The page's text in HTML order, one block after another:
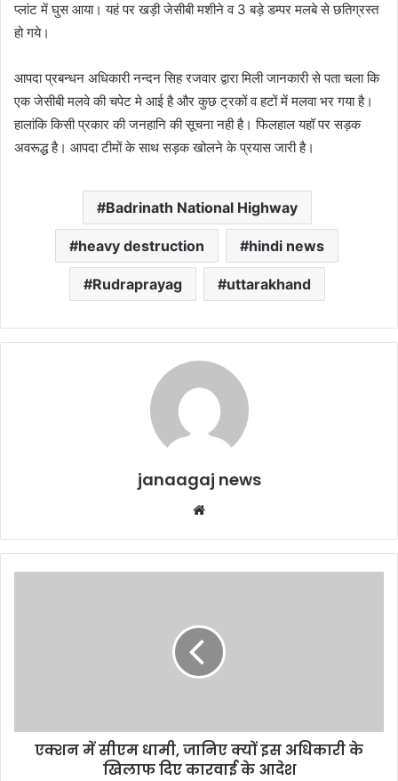
प्लांट में घुस आया। यहं पर खड़ी जेसीबी मशीने व 3 बड़े डम्पर मलबे से छतिग्रस्त
हो गये।
आपदा प्रबन्धन अधिकारी नन्दन सिह रजवार द्वारा मिली जानकारी से पता चला कि
एक जेसीबी मलवे की चपेट मे आई है और कुछ ट्रकों व हटों में मलवा भर गया है।
हालांकि किसी प्रकार की जनहानि की सूचना नही है। फिलहाल यहॉ पर सड़क
अवरूद्ध है। आपदा टीमों के साथ सड़क खोलने के प्रयास जारी है।
Badrinath National Highway
heavy destruction hindi news
Rudraprayag uttarakhand
janaagaj news
Website
एक्शन में सीएम धामी, जानिए क्यों इस अधिकारी के
खिलाफ दिए कारवाई के आदेश